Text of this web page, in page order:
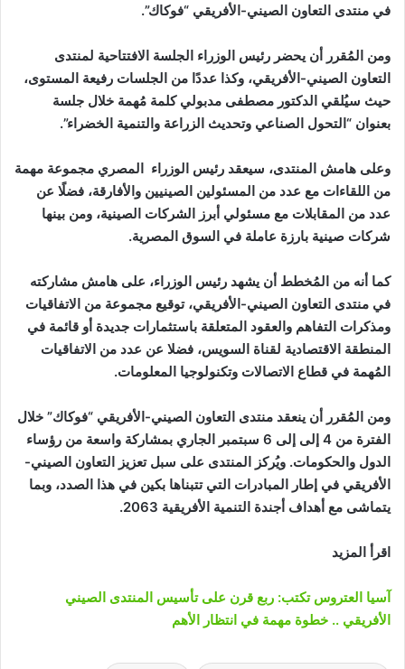
في منتدى التعاون الصيني-الأفريقي “فوكاك”.
ومن المُقرر أن يحضر رئيس الوزراء الجلسة الافتتاحية لمنتدى
التعاون الصيني-الأفريقي، وكذا عددًا من الجلسات رفيعة المستوى،
حيث سيُلقي الدكتور مصطفى مدبولي كلمة مُهمة خلال جلسة
بعنوان “التحول الصناعي وتحديث الزراعة والتنمية الخضراء”.
وعلى هامش المنتدى، سيعقد رئيس الوزراء المصري مجموعة مهمة
من اللقاءات مع عدد من المسئولين الصينيين والأفارقة، فضلًا عن
عدد من المقابلات مع مسئولي أبرز الشركات الصينية، ومن بينها
شركات صينية بارزة عاملة في السوق المصرية.
كما أنه من المُخطط أن يشهد رئيس الوزراء، على هامش مشاركته
في منتدى التعاون الصيني-الأفريقي، توقيع مجموعة من الاتفاقيات
ومذكرات التفاهم والعقود المتعلقة باستثمارات جديدة أو قائمة في
المنطقة الاقتصادية لقناة السويس، فضلا عن عدد من الاتفاقيات
المُهمة في قطاع الاتصالات وتكنولوجيا المعلومات.
ومن المُقرر أن ينعقد منتدى التعاون الصيني-الأفريقي “فوكاك” خلال
الفترة من 4 إلى إلى 6 سبتمبر الجاري بمشاركة واسعة من رؤساء
الدول والحكومات. ويُركز المنتدى على سبل تعزيز التعاون الصيني-
الأفريقي في إطار المبادرات التي تتبناها بكين في هذا الصدد، وبما
يتماشى مع أهداف أجندة التنمية الأفريقية 2063.
اقرأ المزيد
آسيا العتروس تكتب: ربع قرن على تأسيس المنتدى الصيني
الأفريقي .. خطوة مهمة في انتظار الأهم